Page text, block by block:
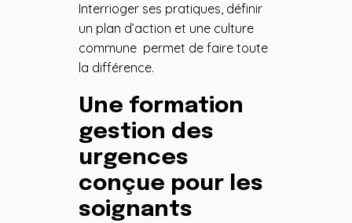
Interrioger ses pratiques, définir
un plan d’action et une culture
commune permet de faire toute
la différence.
Une formation
gestion des
urgences
conçue pour les
soignants